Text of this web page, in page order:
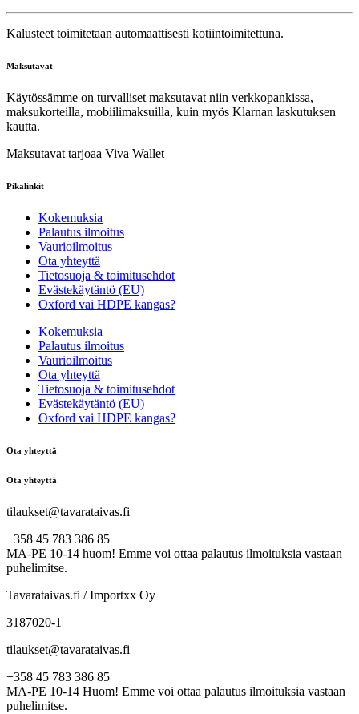
Kalusteet toimitetaan automaattisesti kotiintoimitettuna.
Maksutavat
Käytössämme on turvalliset maksutavat niin verkkopankissa,
maksukorteilla, mobiilimaksuilla, kuin myös Klarnan laskutuksen
kautta.
Maksutavat tarjoaa Viva Wallet
Pikalinkit
Kokemuksia
Palautus ilmoitus
Vaurioilmoitus
Ota yhteyttä
Tietosuoja & toimitusehdot
Evästekäytäntö (EU)
Oxford vai HDPE kangas?
Kokemuksia
Palautus ilmoitus
Vaurioilmoitus
Ota yhteyttä
Tietosuoja & toimitusehdot
Evästekäytäntö (EU)
Oxford vai HDPE kangas?
Ota yhteyttä
Ota yhteyttä
tilaukset@tavarataivas.fi
+358 45 783 386 85
MA-PE 10-14 huom! Emme voi ottaa palautus ilmoituksia vastaan
puhelimitse.
Tavarataivas.fi / Importxx Oy
3187020-1
tilaukset@tavarataivas.fi
+358 45 783 386 85
MA-PE 10-14 Huom! Emme voi ottaa palautus ilmoituksia vastaan
puhelimitse.